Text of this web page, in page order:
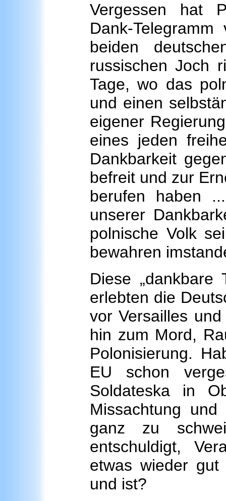
Vergessen hat
Dank-
beiden
russischen Joch
Tage, wo das
und einen
eigener
eines jeden
Dankbarkeit
befreit und zur
berufen haben
unserer
polnische Volk
bewahren
Diese
erlebten die
vor Versailles
hin zum Mord,
Polonisierung.
EU schon
Soldateska in
Missachtung und
ganz zu
entschuldigt,
etwas wieder
und ist?